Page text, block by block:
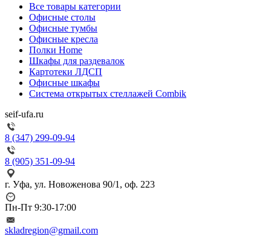
Все товары категории
Офисные столы
Офисные тумбы
Офисные кресла
Полки Home
Шкафы для раздевалок
Картотеки ЛДСП
Офисные шкафы
Система открытых стеллажей Combik
seif-ufa.ru
8 (347) 299-09-94
8 (905) 351-09-94
г. Уфа, ул. Новоженова 90/1, оф. 223
Пн-Пт 9:30-17:00
skladregion@gmail.com